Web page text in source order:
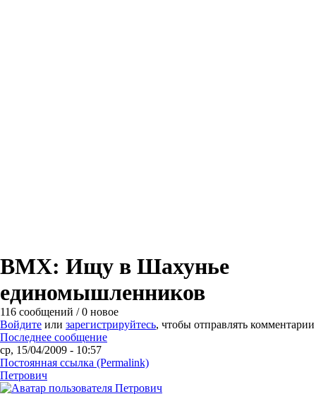
BMX: Ищу в Шахунье
единомышленников
116 сообщений / 0 новое
Войдите или зарегистрируйтесь, чтобы отправлять комментарии
Последнее сообщение
ср, 15/04/2009 - 10:57
Постоянная ссылка (Permalink)
Петрович